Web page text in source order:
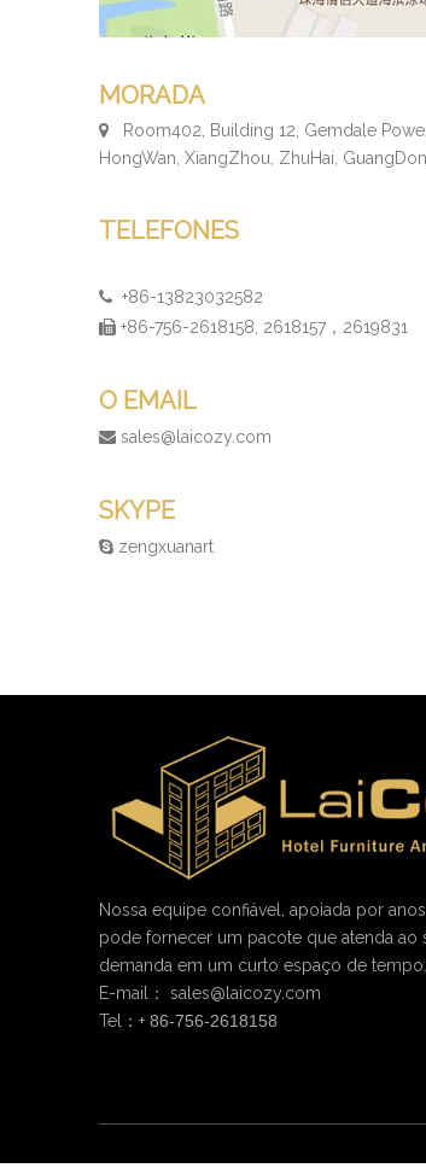
MORADA

Room402, Building 12, Gemdale
HongWan, XiangZhou, ZhuHai,
TELEFONES
 +86-13823032582
 +86-756-2618158, 2618157，2619831
O EMAIL
 sales@laicozy.com
SKYPE
 zengxuanart
Nossa equipe confiável, apoiada por
pode fornecer um pacote que atenda ao
demanda em um curto espaço de tempo.
E-mail： sales@laicozy.com
Tel：+ 86-756-2618158